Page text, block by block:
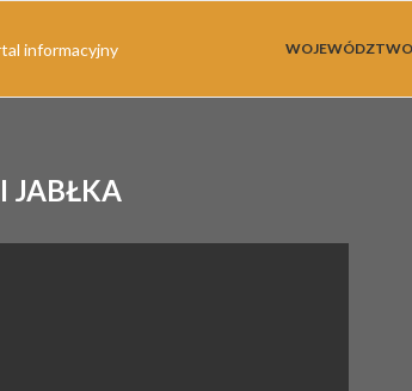
WOJEWÓDZTWO
JABŁKA